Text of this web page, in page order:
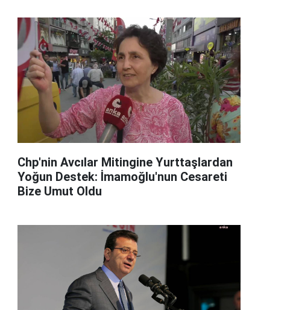
Chp'nin Avcılar Mitingine Yurttaşlardan
Yoğun Destek: İmamoğlu'nun Cesareti
Bize Umut Oldu